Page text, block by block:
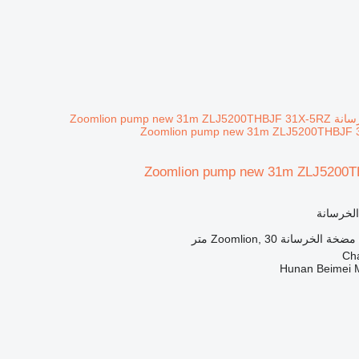
Zoomlion pump new 31m
مضخة الخرسانة Zoomlion, 30 متر
Hunan Beimei